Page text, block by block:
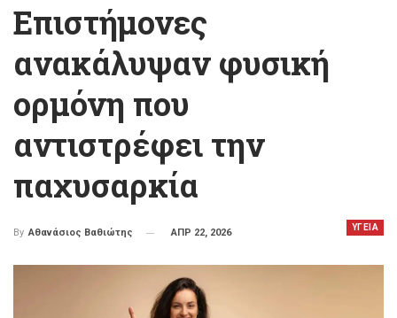
Επιστήμονες
ανακάλυψαν φυσική
ορμόνη που
αντιστρέφει την
παχυσαρκία
ΥΓΕΙΑ
By Αθανάσιος Βαθιώτης ΑΠΡ 22, 2026